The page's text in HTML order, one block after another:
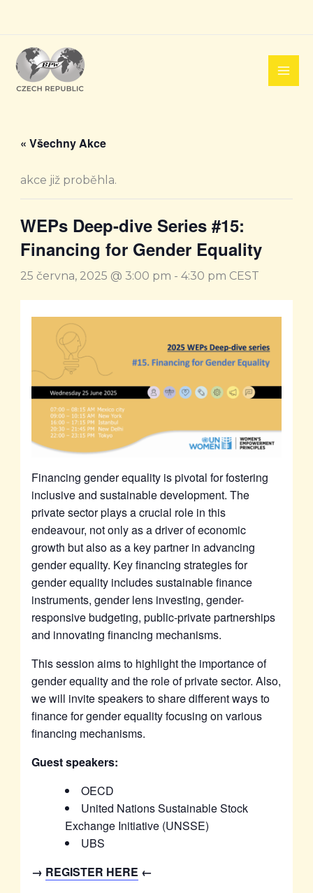
obsah
« Všechny Akce
akce již proběhla.
WEPs Deep-dive Series #15:
Financing for Gender Equality
25 června, 2025 @ 3:00 pm - 4:30 pm CEST
Financing gender equality is pivotal for fostering
inclusive and sustainable development. The
private sector plays a crucial role in this
endeavour, not only as a driver of economic
growth but also as a key partner in advancing
gender equality. Key financing strategies for
gender equality includes sustainable finance
instruments, gender lens investing, gender-
responsive budgeting, public-private partnerships
and innovating financing mechanisms.
This session aims to highlight the importance of
gender equality and the role of private sector. Also,
we will invite speakers to share different ways to
finance for gender equality focusing on various
financing mechanisms.
Guest speakers:
OECD
United Nations Sustainable Stock
Exchange Initiative (UNSSE)
UBS
→ REGISTER HERE ←